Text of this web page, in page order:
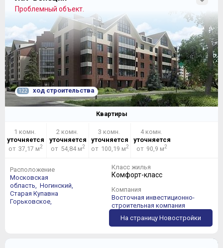
Проблемный объект.
122 ход строительства
Квартиры
1 комн.
уточняется
от 37,17 м2
2 комн.
уточняется
от 54,84 м2
3 комн.
уточняется
от 100,19 м2
4 комн.
уточняется
от 90,9 м2
Расположение
Московская
область, Ногинский,
Старая Купавна
Горьковское,
Класс жилья
Комфорт-класс
Компания
Восточная инвестиционно-
строительная компания
На страницу Новостройки